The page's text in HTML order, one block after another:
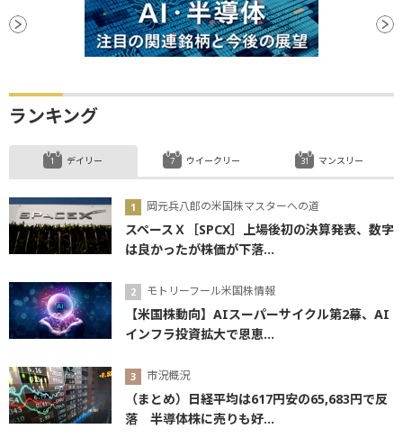
ランキング
デイリー
岡元兵八郎の米国株マスターへの道
スペースＸ［SPCX］上場後初の決算発表、数字
は良かったが株価が下落...
モトリーフール米国株情報
【米国株動向】AIスーパーサイクル第2幕、AI
インフラ投資拡大で恩恵...
市況概況
（まとめ）日経平均は617円安の65,683円で反
落 半導体株に売りも好...
ウイークリー マンスリー